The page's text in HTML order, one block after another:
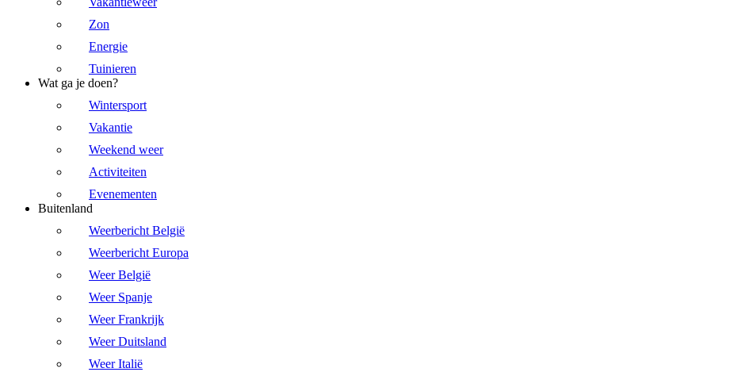
Zon
Energie
Tuinieren
Wat ga je doen?
Wintersport
Vakantie
Weekend weer
Activiteiten
Evenementen
Buitenland
Weerbericht België
Weerbericht Europa
Weer België
Weer Spanje
Weer Frankrijk
Weer Duitsland
Weer Italië